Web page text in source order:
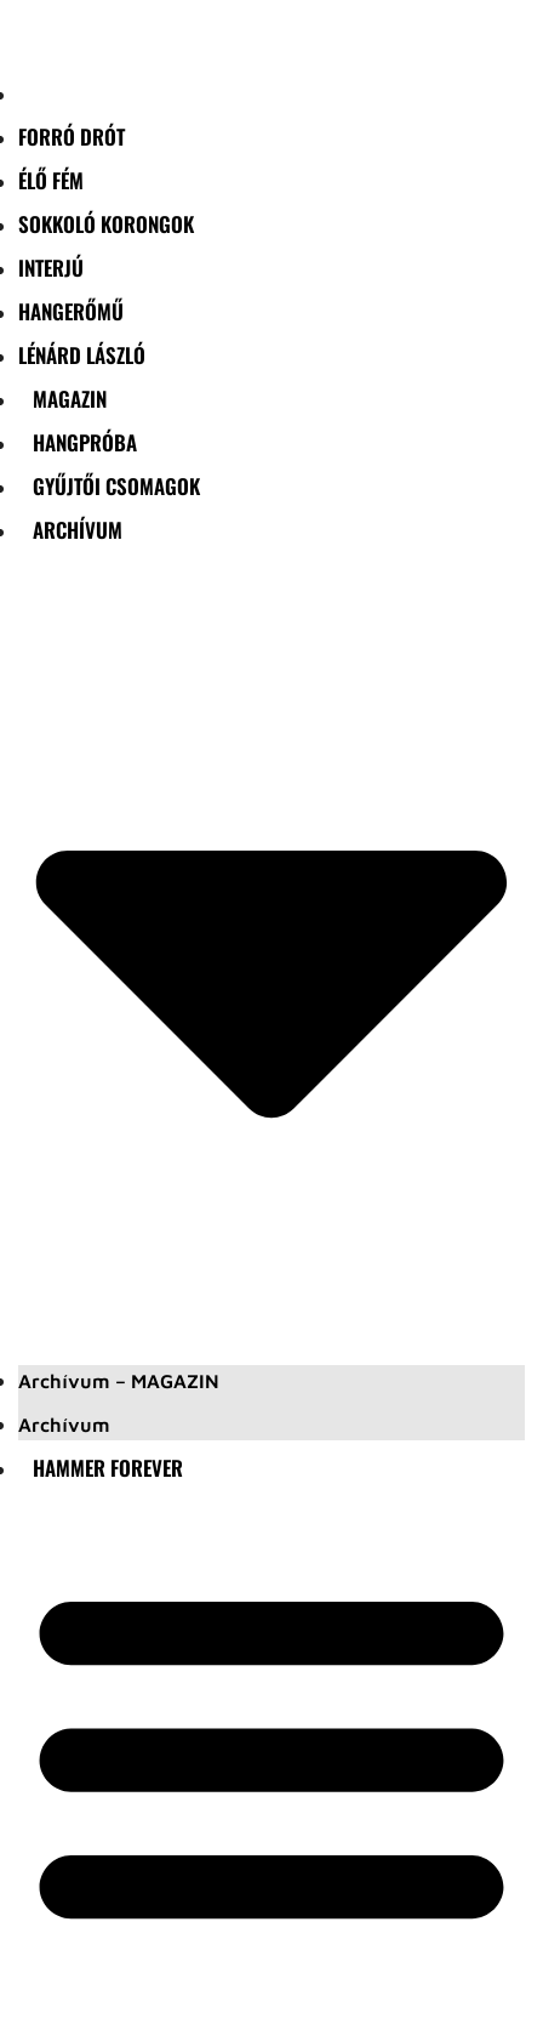
FORRÓ DRÓT
ÉLŐ FÉM
SOKKOLÓ KORONGOK
INTERJÚ
HANGERŐMŰ
LÉNÁRD LÁSZLÓ
MAGAZIN
HANGPRÓBA
GYŰJTŐI CSOMAGOK
ARCHÍVUM
Archívum – MAGAZIN
Archívum
HAMMER FOREVER